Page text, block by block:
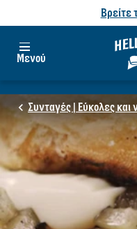
Βρείτε
Μενού
Συνταγές | Εύκολες και